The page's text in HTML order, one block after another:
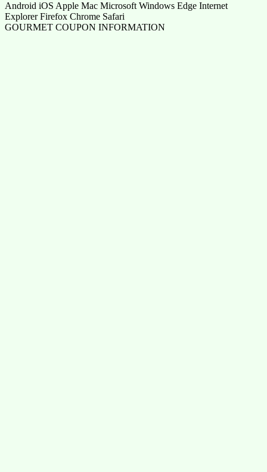
Android iOS Apple Mac Microsoft Windows Edge Internet
Explorer Firefox Chrome Safari
GOURMET COUPON INFORMATION